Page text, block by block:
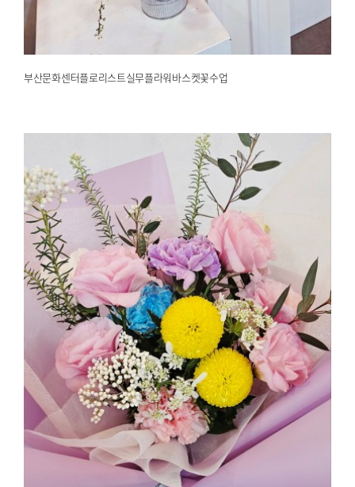
부산문화센터플로리스트실무플라워바스켓꽃수업